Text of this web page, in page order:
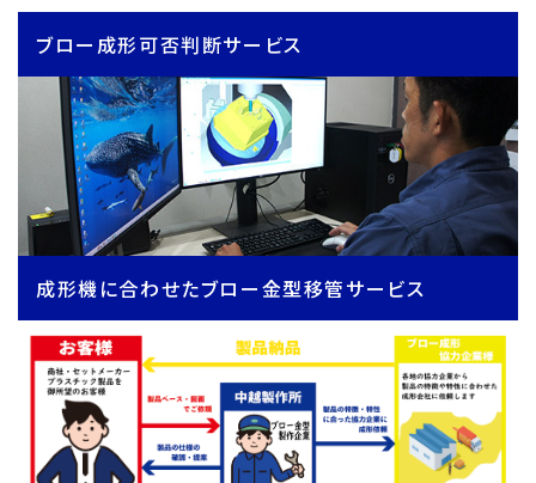
ブロー成形可否判断サービス
成形機に合わせたブロー金型移管サービス